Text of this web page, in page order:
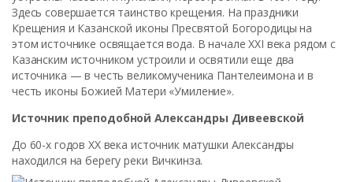
Здесь совершается таинство крещения. На праздники
Крещения и Казанской иконы Пресвятой Богородицы на
этом источнике освящается вода. В начале ХХI века рядом с
Казанским источником устроили и освятили еще два
источника — в честь великомученика Пантелеимона и в
честь иконы Божией Матери «Умиление».
Источник преподобной Александры Дивеевской
До 60-х годов XX века источник матушки Александры
находился на берегу реки Вичкинза.